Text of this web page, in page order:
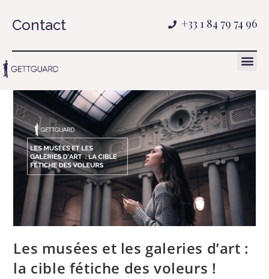
Contact +33 1 84 79 74 96
Les musées et les galeries d’art :
la cible fétiche des voleurs !